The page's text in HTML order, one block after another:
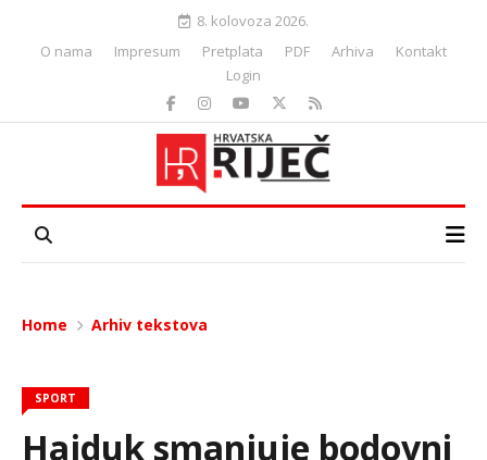
8. kolovoza 2026.
O nama
Impresum Pretplata PDF Arhiva
Kontakt
Login
Home Arhiv tekstova
SPORT
Hajduk smanjuje bodovni